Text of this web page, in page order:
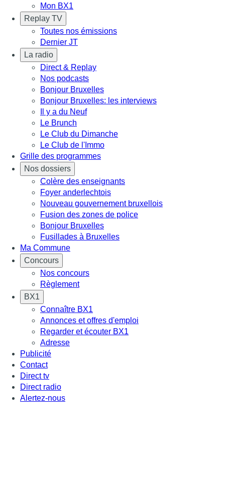
Mon BX1
Replay TV
Toutes nos émissions
Dernier JT
La radio
Direct & Replay
Nos podcasts
Bonjour Bruxelles
Bonjour Bruxelles: les interviews
Il y a du Neuf
Le Brunch
Le Club du Dimanche
Le Club de l'Immo
Grille des programmes
Nos dossiers
Colère des enseignants
Foyer anderlechtois
Nouveau gouvernement bruxellois
Fusion des zones de police
Bonjour Bruxelles
Fusillades à Bruxelles
Ma Commune
Concours
Nos concours
Règlement
BX1
Connaître BX1
Annonces et offres d'emploi
Regarder et écouter BX1
Adresse
Publicité
Contact
Direct tv
Direct radio
Alertez-nous